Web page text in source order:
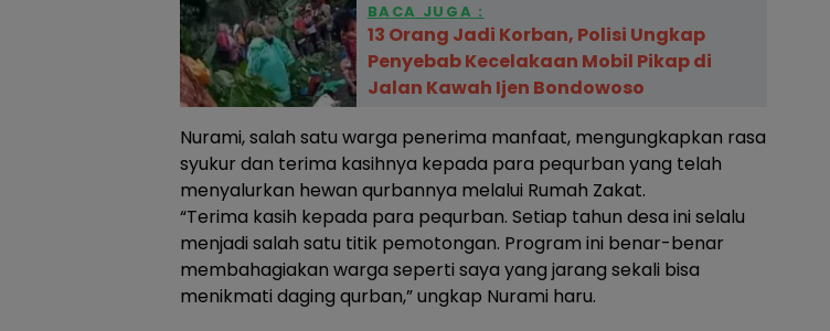
BACA JUGA :
13 Orang Jadi Korban, Polisi Ungkap
Penyebab Kecelakaan Mobil Pikap di
Jalan Kawah Ijen Bondowoso
Nurami, salah satu warga penerima manfaat, mengungkapkan rasa
syukur dan terima kasihnya kepada para pequrban yang telah
menyalurkan hewan qurbannya melalui Rumah Zakat.
“Terima kasih kepada para pequrban. Setiap tahun desa ini selalu
menjadi salah satu titik pemotongan. Program ini benar-benar
membahagiakan warga seperti saya yang jarang sekali bisa
menikmati daging qurban,” ungkap Nurami haru.